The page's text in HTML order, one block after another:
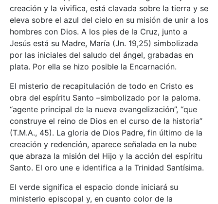
creación y la vivifica, está clavada sobre la tierra y se
eleva sobre el azul del cielo en su misión de unir a los
hombres con Dios. A los pies de la Cruz, junto a
Jesús está su Madre, María (Jn. 19,25) simbolizada
por las iniciales del saludo del ángel, grabadas en
plata. Por ella se hizo posible la Encarnación.
El misterio de recapitulación de todo en Cristo es
obra del espíritu Santo –simbolizado por la paloma.
“agente principal de la nueva evangelización”, “que
construye el reino de Dios en el curso de la historia”
(T.M.A., 45). La gloria de Dios Padre, fin último de la
creación y redención, aparece señalada en la nube
que abraza la misión del Hijo y la acción del espíritu
Santo. El oro une e identifica a la Trinidad Santísima.
El verde significa el espacio donde iniciará su
ministerio episcopal y, en cuanto color de la